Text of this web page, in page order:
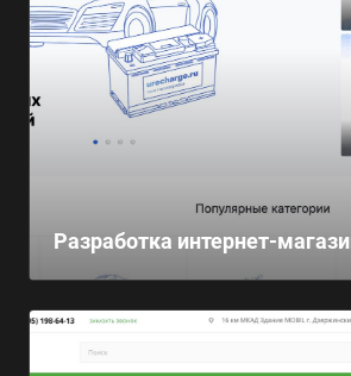
Разработка интернет-